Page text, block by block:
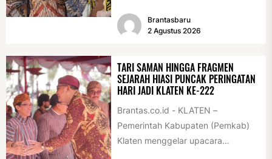
pelajar dan pemuda. Pengukuhan
tersebut digelar...
Brantasbaru
2 Agustus 2026
TARI SAMAN HINGGA FRAGMEN
SEJARAH HIASI PUNCAK PERINGATAN
HARI JADI KLATEN KE-222
Brantas.co.id - KLATEN –
Pemerintah Kabupaten (Pemkab)
Klaten menggelar upacara